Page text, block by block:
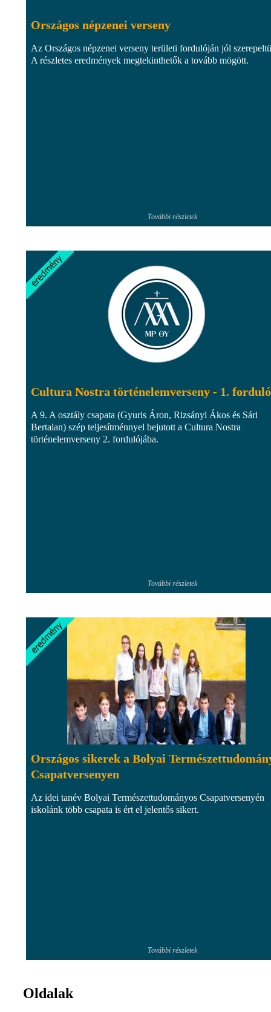
Országos népzenei verseny
Az Országos népzenei verseny területi fordulóján jól
A részletes eredmények megtekinthetők a tovább mögött.
További részletek
Cultura Nostra történelemverseny - 1. forduló
A 9. A osztály csapata (Gyuris Áron, Rizsányi Ákos és Sári
Bertalan) szép teljesítménnyel bejutott a Cultura Nostra
történelemverseny 2. fordulójába.
További részletek
Országos sikerek a Bolyai
Csapatversenyen
Az idei tanév Bolyai Természettudományos Csapatversenyén
iskolánk több csapata is ért el jelentős sikert.
További részletek
Oldalak